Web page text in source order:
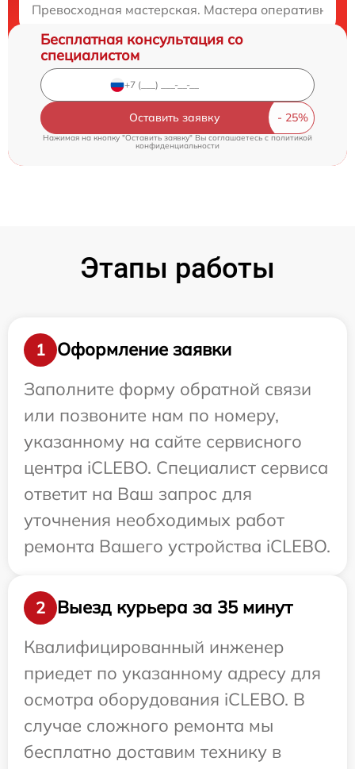
Превосходная мастерская. Мастера оперативно и
Бесплатная консультация со
специалистом
Оставить заявку
Нажимая на кнопку "Оставить заявку" Вы соглашаетесь cполитикой
конфиденциальности
Этапы работы
1
Оформление заявки
Заполните форму обратной связи
или позвоните нам по номеру,
указанному на сайте сервисного
центра iCLEBO. Специалист сервиса
ответит на Ваш запрос для
уточнения необходимых работ
ремонта Вашего устройства iCLEBO.
2
Выезд курьера за 35 минут
Квалифицированный инженер
приедет по указанному адресу для
осмотра оборудования iCLEBO. В
случае сложного ремонта мы
бесплатно доставим технику в